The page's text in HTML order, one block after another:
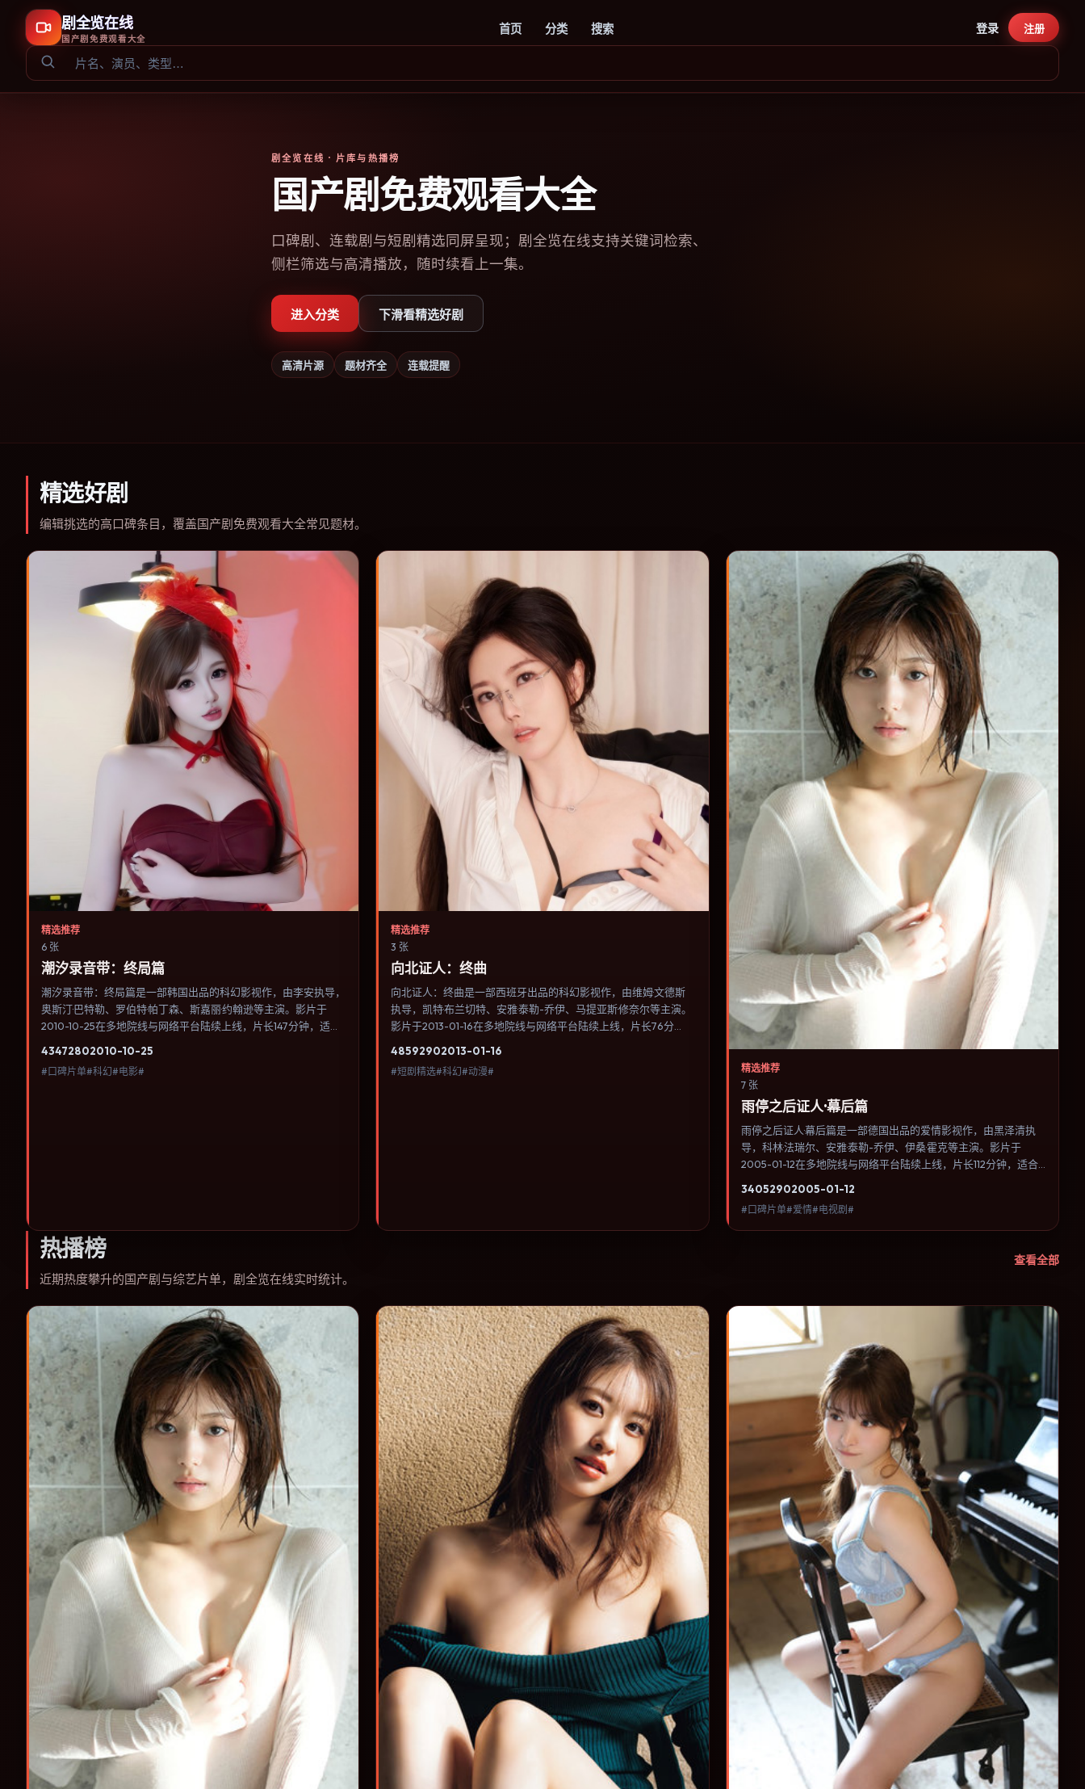
剧全览在线
国产剧免费观看大全
首页 分类 搜索 登录 注册
剧全览在线 · 片库与热播榜
国产剧免费观看大全
口碑剧、连载剧与短剧精选同屏呈现；剧全览在线支持关键词检索、
侧栏筛选与高清播放，随时续看上一集。
进入分类 下滑看精选好剧
高清片源 题材齐全 连载提醒
精选好剧
编辑挑选的高口碑条目，覆盖国产剧免费观看大全常见题材。
精选推荐
6 张
潮汐录音带：终局篇
潮汐录音带：终局篇是一部韩国出品的科幻影视作，由李安执导，
奥斯汀·巴特勒、罗伯特·帕丁森、斯嘉丽·约翰逊等主演。影片于
2010-10-25在多地院线与网络平台陆续上线，片长147分钟，适合
调地理与气候的真实感，体能极限与心理崩溃并行推进。内容聚焦
人物选择与情节推进，节奏与视听语言统一，可作为休闲观影或类
43472802010-10-25
#口碑片单#科幻#电影#
精选推荐
3 张
向北证人：终曲
向北证人：终曲是一部西班牙出品的科幻影视作，由维姆·文德斯
执导，凯特·布兰切特、安雅·泰勒-乔伊、马提亚斯·修奈尔等主演。
影片于2013-01-16在多地院线与网络平台陆续上线，片长76分
幻设定尽量贴近可验证的科学推论，避免为炫技而牺牲人物动机。
内容聚焦人物选择与情节推进，节奏与视听语言统一，可作为休闲
48592902013-01-16
#短剧精选#科幻#动漫#
精选推荐
7 张
雨停之后证人·幕后篇
雨停之后证人·幕后篇是一部德国出品的爱情影视作，由黑泽清执
导，科林·法瑞尔、安雅·泰勒-乔伊、伊桑·霍克等主演。影片于
2005-01-12在多地院线与网络平台陆续上线，片长112分钟，适合
物选择与情节推进，节奏与视听语言统一，可作为休闲观影或类型
片补片的选择。
34052902005-01-12
#口碑片单#爱情#电视剧#
热播榜
近期热度攀升的国产剧与综艺片单，剧全览在线实时统计。
查看全部